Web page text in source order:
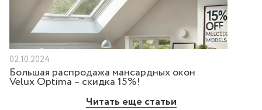
02.10.2024
Большая распродажа мансардных окон
Velux Optima – скидка 15%!
Читать еще статьи